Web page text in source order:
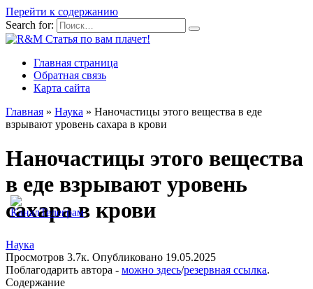
Перейти к содержанию
Search for:
Главная страница
Обратная связь
Карта сайта
Главная » Наука » Наночастицы этого вещества в еде
взрывают уровень сахара в крови
Наночастицы этого вещества
в еде взрывают уровень
сахара в крови
Наука
Просмотров 3.7к. Опубликовано 19.05.2025
Поблагодарить автора - можно здесь/резервная ссылка.
Содержание